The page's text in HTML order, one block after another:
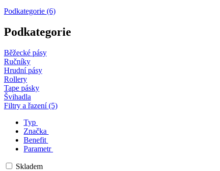
Podkategorie (6)
Podkategorie
Běžecké pásy
Ručníky
Hrudní pásy
Rollery
Tape pásky
Švihadla
Filtry a řazení (5)
Typ
Značka
Benefit
Parametr
Skladem